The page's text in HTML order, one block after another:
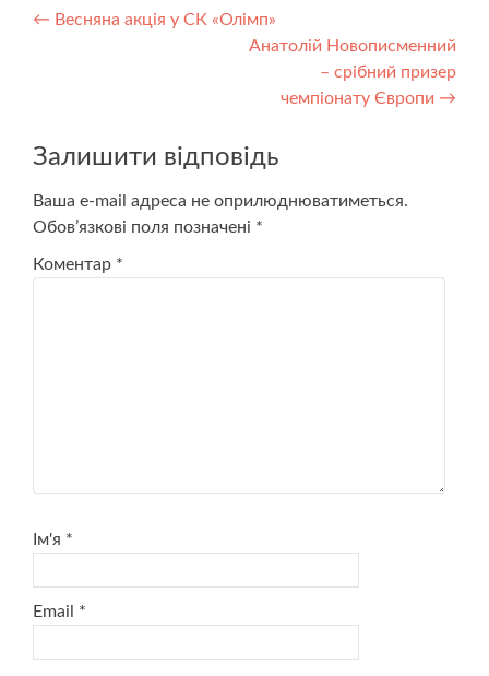
← Весняна акція у СК «Олімп»
Анатолій Новописменний
– срібний призер
чемпіонату Європи →
Залишити відповідь
Ваша e-mail адреса не оприлюднюватиметься.
Обов’язкові поля позначені *
Коментар *
Ім'я *
Email *